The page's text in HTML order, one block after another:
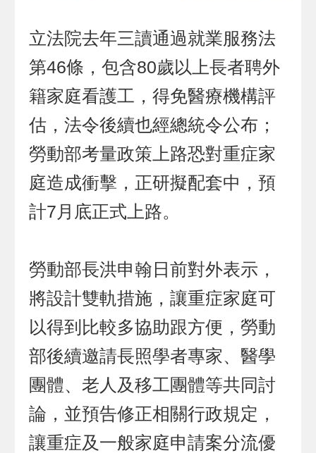
立法院去年三讀通過就業服務法
第46條，包含80歲以上長者聘外
籍家庭看護工，得免醫療機構評
估，法令後續也經總統令公布；
勞動部考量政策上路恐對重症家
庭造成衝擊，正研擬配套中，預
計7月底正式上路。
勞動部長洪申翰日前對外表示，
將設計雙軌措施，讓重症家庭可
以得到比較多協助跟方便，勞動
部後續邀請長照學者專家、醫學
團體、老人及移工團體等共同討
論，並預告修正相關行政規定，
讓重症及一般家庭申請案分流優